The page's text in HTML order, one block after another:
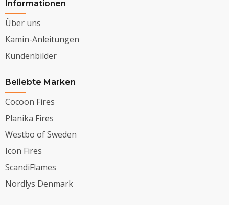
Informationen
Über uns
Kamin-Anleitungen
Kundenbilder
Beliebte Marken
Cocoon Fires
Planika Fires
Westbo of Sweden
Icon Fires
ScandiFlames
Nordlys Denmark